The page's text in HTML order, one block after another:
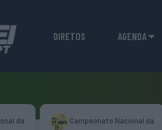
DIRETOS AGENDA
da
Campeonato Nacional da